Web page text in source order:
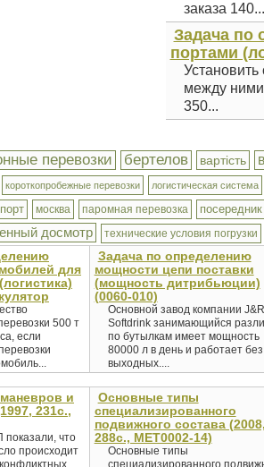
заказа 140...
Задача по
портами
между ними
350...
перевозки бертелов вартість
короткопробежные перевозки логистическая система
москва паромная перевозка посередник
досмотр технические условия погрузки
для
500 т
если
Задача по определению
мощности цепи поставки
(мощность дитрибьюции)
(0060-010)
Основной завод компании J&R
Softdrink занимающийся
по бутылкам имеет мощность
80000 л в день и работает без
выходных....
и
231с.,
показали, что
происходит
Основные типы
специализированного
подвижного состава
288с., MET0002-14)
Основные типы